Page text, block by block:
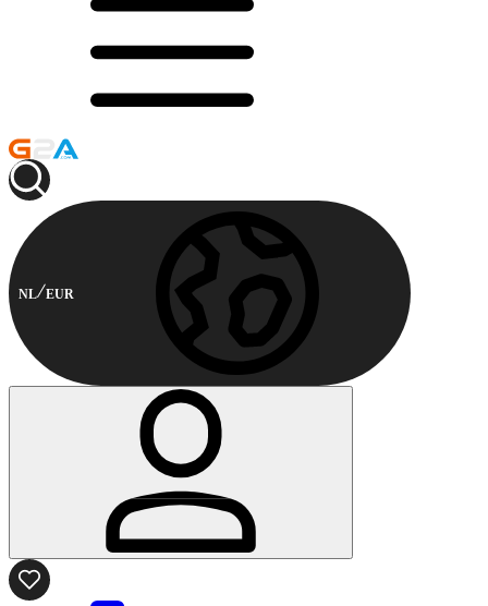
NL EUR